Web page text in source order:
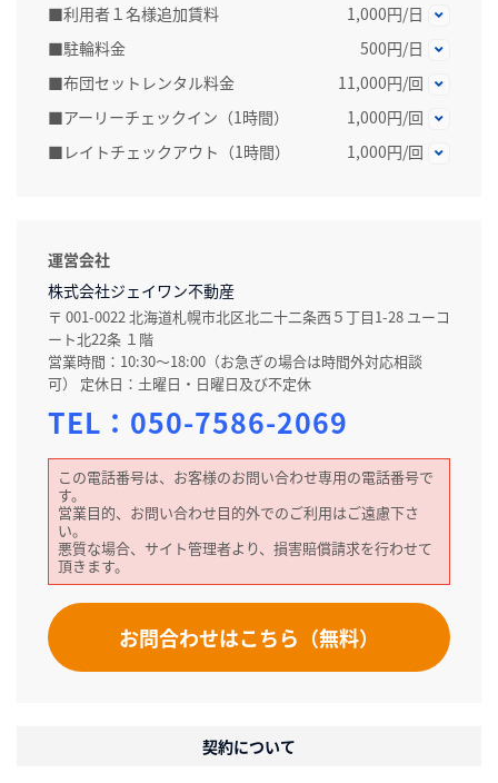
■利用者１名様追加賃料
1,000円/日
■駐輪料金
500円/日
■布団セットレンタル料金
11,000円/回
■アーリーチェックイン（1時間）
1,000円/回
■レイトチェックアウト（1時間）
1,000円/回
運営会社
株式会社ジェイワン不動産
〒 001-0022 北海道札幌市北区北二十二条西５丁目1-28 ユーコ
ート北22条 １階
営業時間：10:30～18:00（お急ぎの場合は時間外対応相談
可） 定休日：土曜日・日曜日及び不定休
TEL： 050-7586-2069
この電話番号は、お客様のお問い合わせ専用の電話番号で
す。
営業目的、お問い合わせ目的外でのご利用はご遠慮下さ
い。
悪質な場合、サイト管理者より、損害賠償請求を行わせて
頂きます。
お問合わせはこちら（無料）
契約について